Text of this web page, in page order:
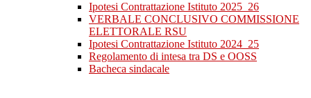
Ipotesi Contrattazione Istituto 2025_26
VERBALE CONCLUSIVO COMMISSIONE
ELETTORALE RSU
Ipotesi Contrattazione Istituto 2024_25
Regolamento di intesa tra DS e OOSS
Bacheca sindacale